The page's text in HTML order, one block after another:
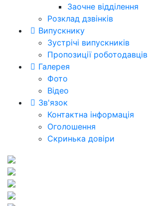
Заочне відділення
Розклад дзвінків
Випускнику
Зустрічі випускників
Пропозиції роботодавців
Галерея
Фото
Відео
Зв'язок
Контактна інформація
Оголошення
Скринька довіри